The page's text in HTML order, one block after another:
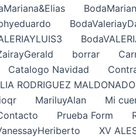
borrar
Catalogo Navidad
RODRIGUEZ MALDONADO
MariluyAlan Mi
Prueba Form
XV